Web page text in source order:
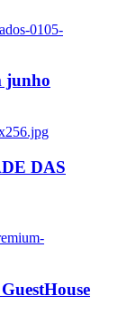
0105-
junho
DAS